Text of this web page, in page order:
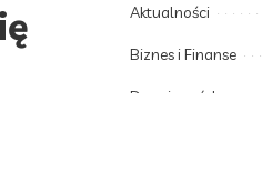
Aktualności
Biznes i Finanse
Dom i ogród